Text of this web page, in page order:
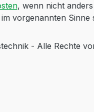
, wenn nicht
vorgenannten Sinne
- Alle Rechte